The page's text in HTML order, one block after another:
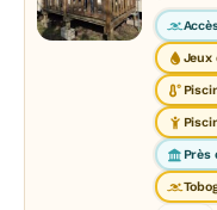
Jeux
Près